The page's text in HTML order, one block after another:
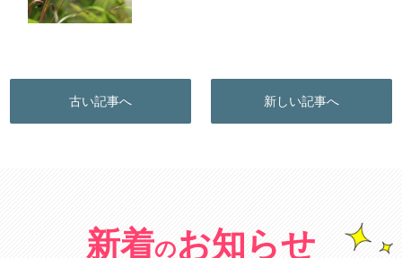
古い記事へ 新しい記事へ
新着のお知らせ